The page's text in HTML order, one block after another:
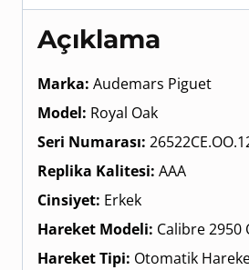
Açıklama
Marka: Audemars Piguet
Model: Royal Oak
Seri Numarası:
Replika Kalitesi: AAA
Cinsiyet: Erkek
Hareket Modeli: Calibre
Hareket Tipi: Otomatik